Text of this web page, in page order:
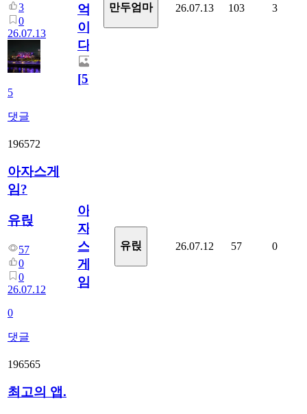
3
0
26.07.13
5
댓글
억
이
다.
[5]
만두엄마 26.07.13 103 3
196572
아자스게
임?
유릱
57
0
0
26.07.12
0
댓글
아
자
스
게
임?
유릱 26.07.12 57 0
196565
최고의 앱.